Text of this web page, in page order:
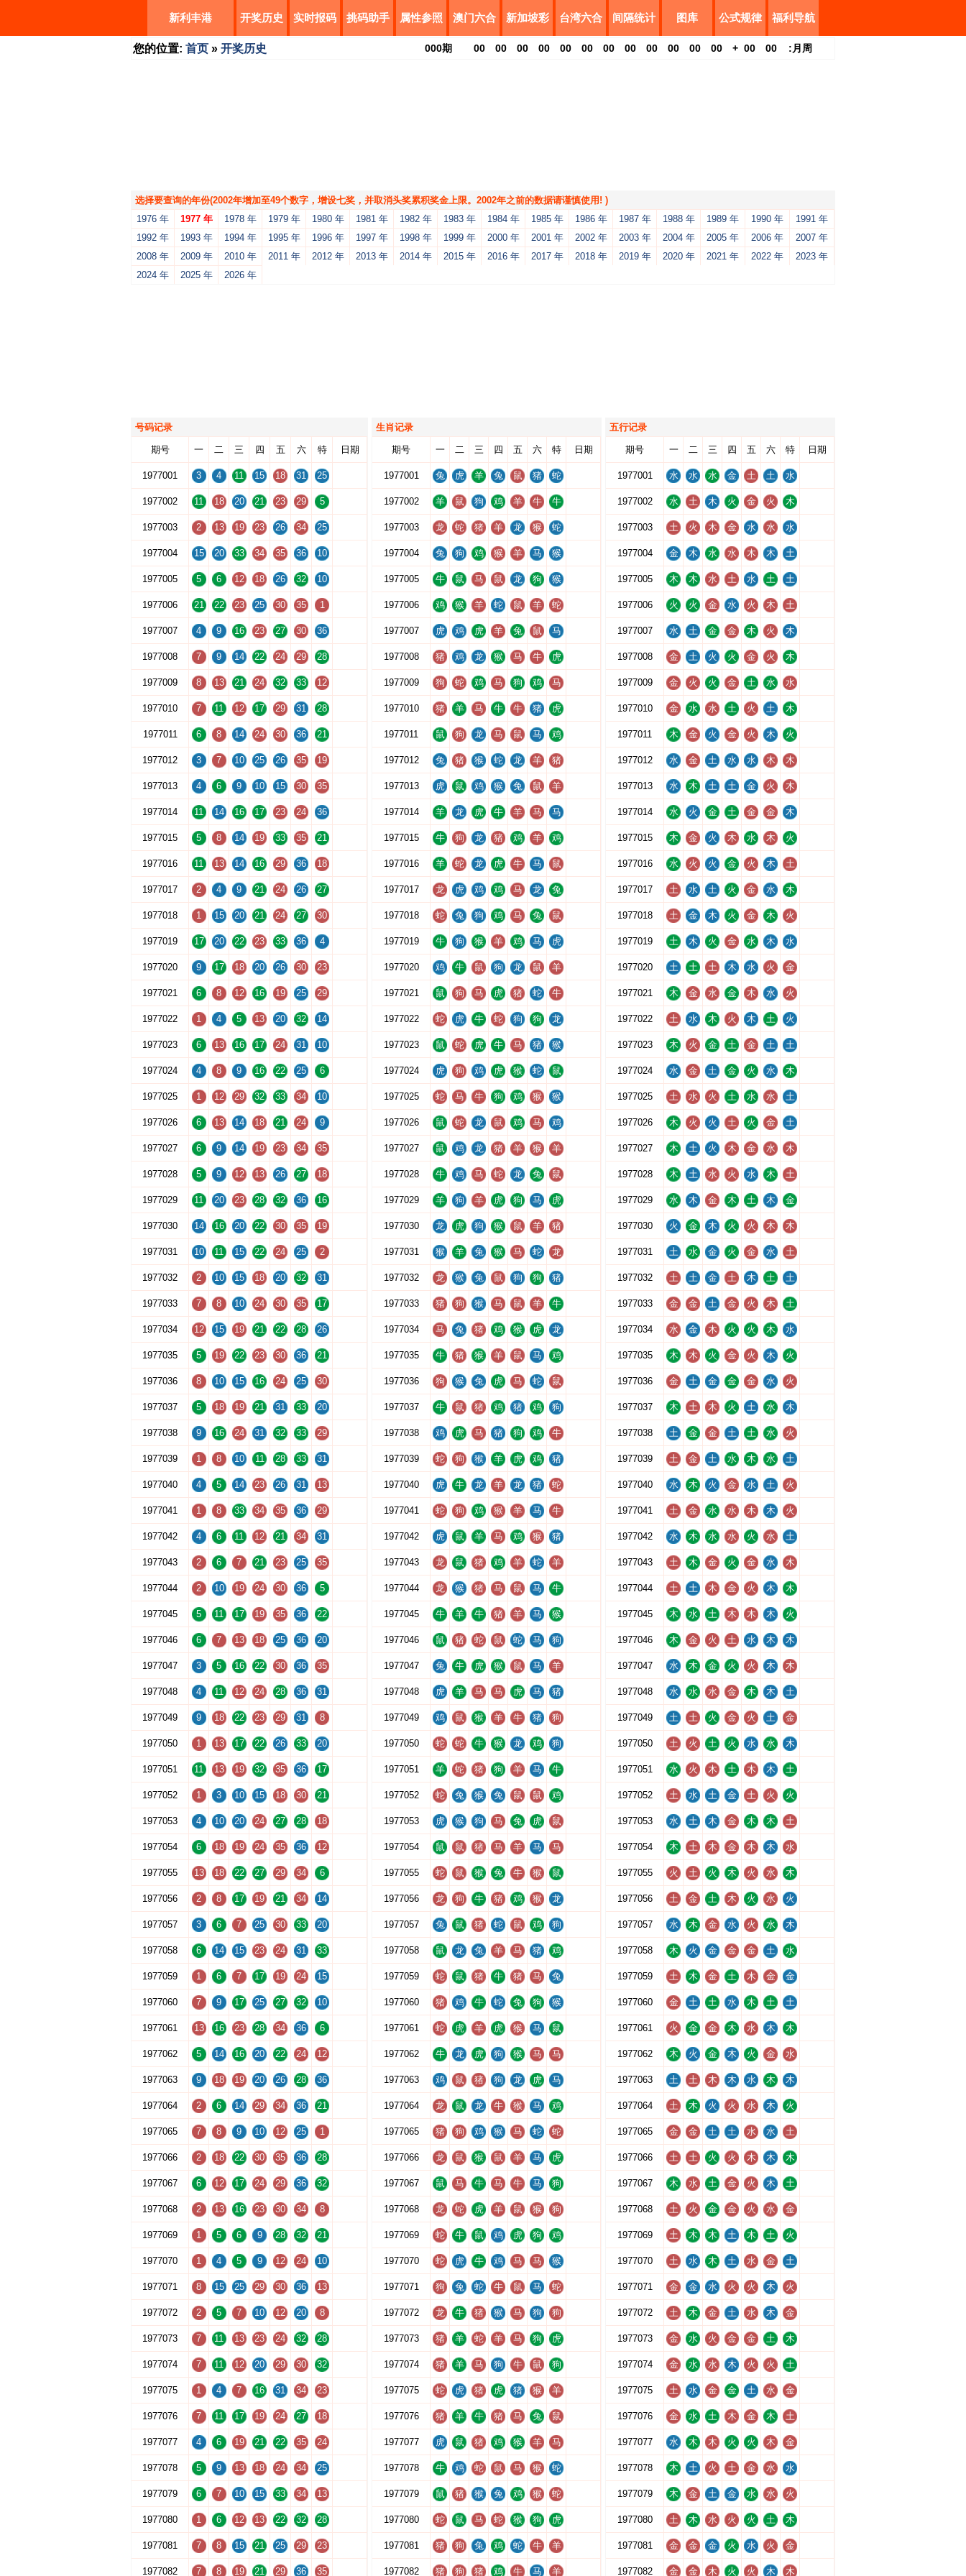
新利丰港 开奖历史 实时报码 挑码助手 属性参照 澳门六合 新加坡彩 台湾六合 间隔统计 图库 公式规律 福利导航
您的位置: 首页 » 开奖历史 000期 00 00 00 00 00 00 00 00 00 00 00 00 + 00 00 : 月 周
选择要查询的年份(2002年增加至49个数字，增设七奖，并取消头奖累积奖金上限。2002年之前的数据请谨慎使用! )
1976 年
1977 年 1978 年 1979 年 1980 年 1981 年 1982 年 1983 年 1984 年 1985 年 1986 年 1987 年 1988 年 1989 年 1990 年
1991 年
1992 年
1993 年 1994 年 1995 年 1996 年 1997 年 1998 年 1999 年 2000 年 2001 年 2002 年 2003 年 2004 年 2005 年 2006 年
2007 年
2008 年
2009 年 2010 年 2011 年 2012 年 2013 年 2014 年 2015 年 2016 年 2017 年 2018 年 2019 年 2020 年 2021 年 2022 年
2023 年
2024 年
2025 年 2026 年
号码记录
期号 一 二 三 四 五 六 特 日期
1977001 3 4 11 15 18 31 25
1977002 11 18 20 21 23 29 5
1977003 2 13 19 23 26 34 25
1977004 15 20 33 34 35 36 10
1977005 5 6 12 18 26 32 10
1977006 21 22 23 25 30 35 1
1977007 4 9 16 23 27 30 36
1977008 7 9 14 22 24 29 28
1977009 8 13 21 24 32 33 12
1977010 7 11 12 17 29 31 28
1977011 6 8 14 24 30 36 21
1977012 3 7 10 25 26 35 19
1977013 4 6 9 10 15 30 35
1977014 11 14 16 17 23 24 36
1977015 5 8 14 19 33 35 21
1977016 11 13 14 16 29 36 18
1977017 2 4 9 21 24 26 27
1977018 1 15 20 21 24 27 30
1977019 17 20 22 23 33 36 4
1977020 9 17 18 20 26 30 23
1977021 6 8 12 16 19 25 29
1977022 1 4 5 13 20 32 14
1977023 6 13 16 17 24 31 10
1977024 4 8 9 16 22 25 6
1977025 1 12 29 32 33 34 10
1977026 6 13 14 18 21 24 9
1977027 6 9 14 19 23 34 35
1977028 5 9 12 13 26 27 18
1977029 11 20 23 28 32 36 16
1977030 14 16 20 22 30 35 19
1977031 10 11 15 22 24 25 2
1977032 2 10 15 18 20 32 31
1977033 7 8 10 24 30 35 17
1977034 12 15 19 21 22 28 26
1977035 5 19 22 23 30 36 21
1977036 8 10 15 16 24 25 30
1977037 5 18 19 21 31 33 20
1977038 9 16 24 31 32 33 29
1977039 1 8 10 11 28 33 31
1977040 4 5 14 23 26 31 13
1977041 1 8 33 34 35 36 29
1977042 4 6 11 12 21 34 31
1977043 2 6 7 21 23 25 35
1977044 2 10 19 24 30 36 5
1977045 5 11 17 19 35 36 22
1977046 6 7 13 18 25 36 20
1977047 3 5 16 22 30 36 35
1977048 4 11 12 24 28 36 31
1977049 9 18 22 23 29 31 8
1977050 1 13 17 22 26 33 20
1977051 11 13 19 32 35 36 17
1977052 1 3 10 15 18 30 21
1977053 4 10 20 24 27 28 18
1977054 6 18 19 24 35 36 12
1977055 13 18 22 27 29 34 6
1977056 2 8 17 19 21 34 14
1977057 3 6 7 25 30 33 20
1977058 6 14 15 23 24 31 33
1977059 1 6 7 17 19 24 15
1977060 7 9 17 25 27 32 10
1977061 13 16 23 28 34 36 6
1977062 5 14 16 20 22 24 12
1977063 9 18 19 20 26 28 36
1977064 2 6 14 29 34 36 21
1977065 7 8 9 10 12 25 1
1977066 2 18 22 30 35 36 28
1977067 6 12 17 24 29 36 32
1977068 2 13 16 23 30 34 8
1977069 1 5 6 9 28 32 21
1977070 1 4 5 9 12 24 10
1977071 8 15 25 29 30 36 13
1977072 2 5 7 10 12 20 8
1977073 7 11 13 23 24 32 28
1977074 7 11 12 20 29 30 32
1977075 1 4 7 16 31 34 23
1977076 7 11 17 19 24 27 18
1977077 4 6 19 21 22 35 24
1977078 5 9 13 18 24 34 25
1977079 6 7 10 15 33 34 13
1977080 1 6 12 13 22 32 28
1977081 7 8 15 21 25 29 23
1977082 7 8 19 21 29 36 35
生肖记录
期号 一 二 三 四 五 六 特 日期
1977001 兔 虎 羊 兔 鼠 猪 蛇
1977002 羊 鼠 狗 鸡 羊 牛 牛
1977003 龙 蛇 猪 羊 龙 猴 蛇
1977004 兔 狗 鸡 猴 羊 马 猴
1977005 牛 鼠 马 鼠 龙 狗 猴
1977006 鸡 猴 羊 蛇 鼠 羊 蛇
1977007 虎 鸡 虎 羊 兔 鼠 马
1977008 猪 鸡 龙 猴 马 牛 虎
1977009 狗 蛇 鸡 马 狗 鸡 马
1977010 猪 羊 马 牛 牛 猪 虎
1977011 鼠 狗 龙 马 鼠 马 鸡
1977012 兔 猪 猴 蛇 龙 羊 猪
1977013 虎 鼠 鸡 猴 兔 鼠 羊
1977014 羊 龙 虎 牛 羊 马 马
1977015 牛 狗 龙 猪 鸡 羊 鸡
1977016 羊 蛇 龙 虎 牛 马 鼠
1977017 龙 虎 鸡 鸡 马 龙 兔
1977018 蛇 兔 狗 鸡 马 兔 鼠
1977019 牛 狗 猴 羊 鸡 马 虎
1977020 鸡 牛 鼠 狗 龙 鼠 羊
1977021 鼠 狗 马 虎 猪 蛇 牛
1977022 蛇 虎 牛 蛇 狗 狗 龙
1977023 鼠 蛇 虎 牛 马 猪 猴
1977024 虎 狗 鸡 虎 猴 蛇 鼠
1977025 蛇 马 牛 狗 鸡 猴 猴
1977026 鼠 蛇 龙 鼠 鸡 马 鸡
1977027 鼠 鸡 龙 猪 羊 猴 羊
1977028 牛 鸡 马 蛇 龙 兔 鼠
1977029 羊 狗 羊 虎 狗 马 虎
1977030 龙 虎 狗 猴 鼠 羊 猪
1977031 猴 羊 兔 猴 马 蛇 龙
1977032 龙 猴 兔 鼠 狗 狗 猪
1977033 猪 狗 猴 马 鼠 羊 牛
1977034 马 兔 猪 鸡 猴 虎 龙
1977035 牛 猪 猴 羊 鼠 马 鸡
1977036 狗 猴 兔 虎 马 蛇 鼠
1977037 牛 鼠 猪 鸡 猪 鸡 狗
1977038 鸡 虎 马 猪 狗 鸡 牛
1977039 蛇 狗 猴 羊 虎 鸡 猪
1977040 虎 牛 龙 羊 龙 猪 蛇
1977041 蛇 狗 鸡 猴 羊 马 牛
1977042 虎 鼠 羊 马 鸡 猴 猪
1977043 龙 鼠 猪 鸡 羊 蛇 羊
1977044 龙 猴 猪 马 鼠 马 牛
1977045 牛 羊 牛 猪 羊 马 猴
1977046 鼠 猪 蛇 鼠 蛇 马 狗
1977047 兔 牛 虎 猴 鼠 马 羊
1977048 虎 羊 马 马 虎 马 猪
1977049 鸡 鼠 猴 羊 牛 猪 狗
1977050 蛇 蛇 牛 猴 龙 鸡 狗
1977051 羊 蛇 猪 狗 羊 马 牛
1977052 蛇 兔 猴 兔 鼠 鼠 鸡
1977053 虎 猴 狗 马 兔 虎 鼠
1977054 鼠 鼠 猪 马 羊 马 马
1977055 蛇 鼠 猴 兔 牛 猴 鼠
1977056 龙 狗 牛 猪 鸡 猴 龙
1977057 兔 鼠 猪 蛇 鼠 鸡 狗
1977058 鼠 龙 兔 羊 马 猪 鸡
1977059 蛇 鼠 猪 牛 猪 马 兔
1977060 猪 鸡 牛 蛇 兔 狗 猴
1977061 蛇 虎 羊 虎 猴 马 鼠
1977062 牛 龙 虎 狗 猴 马 马
1977063 鸡 鼠 猪 狗 龙 虎 马
1977064 龙 鼠 龙 牛 猴 马 鸡
1977065 猪 狗 鸡 猴 马 蛇 蛇
1977066 龙 鼠 猴 鼠 羊 马 虎
1977067 鼠 马 牛 马 牛 马 狗
1977068 龙 蛇 虎 羊 鼠 猴 狗
1977069 蛇 牛 鼠 鸡 虎 狗 鸡
1977070 蛇 虎 牛 鸡 马 马 猴
1977071 狗 兔 蛇 牛 鼠 马 蛇
1977072 龙 牛 猪 猴 马 狗 狗
1977073 猪 羊 蛇 羊 马 狗 虎
1977074 猪 羊 马 狗 牛 鼠 狗
1977075 蛇 虎 猪 虎 猪 猴 羊
1977076 猪 羊 牛 猪 马 兔 鼠
1977077 虎 鼠 猪 鸡 猴 羊 马
1977078 牛 鸡 蛇 鼠 马 猴 蛇
1977079 鼠 猪 猴 兔 鸡 猴 蛇
1977080 蛇 鼠 马 蛇 猴 狗 虎
1977081 猪 狗 兔 鸡 蛇 牛 羊
1977082 猪 狗 猪 鸡 牛 马 羊
五行记录
期号 一 二 三 四 五 六 特 日期
1977001 水 水 水 金 土 土 水
1977002 水 土 木 火 金 火 木
1977003 土 火 木 金 水 水 水
1977004 金 木 水 水 木 木 土
1977005 木 木 水 土 水 土 土
1977006 火 火 金 水 火 木 土
1977007 水 土 金 金 木 火 木
1977008 金 土 火 火 金 火 木
1977009 金 火 火 金 土 水 水
1977010 金 水 水 土 火 土 木
1977011 木 金 火 金 火 木 火
1977012 水 金 土 水 水 木 木
1977013 水 木 土 土 金 火 木
1977014 水 火 金 土 金 金 木
1977015 木 金 火 木 水 木 火
1977016 水 火 火 金 火 木 土
1977017 土 水 土 火 金 水 木
1977018 土 金 木 火 金 木 火
1977019 土 木 火 金 水 木 水
1977020 土 土 土 木 水 火 金
1977021 木 金 水 金 木 水 火
1977022 土 水 木 火 木 土 火
1977023 木 火 金 土 金 土 土
1977024 水 金 土 金 火 水 木
1977025 土 水 火 土 水 水 土
1977026 木 火 火 土 火 金 土
1977027 木 土 火 木 金 水 木
1977028 木 土 水 火 水 木 土
1977029 水 木 金 木 土 木 金
1977030 火 金 木 火 火 木 木
1977031 土 水 金 火 金 水 土
1977032 土 土 金 土 木 土 土
1977033 金 金 土 金 火 木 土
1977034 水 金 木 火 火 木 水
1977035 木 木 火 金 火 木 火
1977036 金 土 金 金 金 水 火
1977037 木 土 木 火 土 水 木
1977038 土 金 金 土 土 水 火
1977039 土 金 土 水 木 水 土
1977040 水 木 火 金 水 土 火
1977041 土 金 水 水 木 木 火
1977042 水 木 水 水 火 水 土
1977043 土 木 金 火 金 水 木
1977044 土 土 木 金 火 木 木
1977045 木 水 土 木 木 木 火
1977046 木 金 火 土 水 木 木
1977047 水 木 金 火 火 木 木
1977048 水 水 水 金 木 木 土
1977049 土 土 火 金 火 土 金
1977050 土 火 土 火 水 水 木
1977051 水 火 木 土 木 木 土
1977052 土 水 土 金 土 火 火
1977053 水 土 木 金 木 木 土
1977054 木 土 木 金 木 木 水
1977055 火 土 火 木 火 水 木
1977056 土 金 土 木 火 水 火
1977057 水 木 金 水 火 水 木
1977058 木 火 金 金 金 土 水
1977059 土 木 金 土 木 金 金
1977060 金 土 土 水 木 土 土
1977061 火 金 金 木 水 木 木
1977062 木 火 金 木 火 金 水
1977063 土 土 木 木 水 木 木
1977064 土 木 火 火 水 木 火
1977065 金 金 土 土 水 水 土
1977066 土 土 火 火 木 木 木
1977067 木 水 土 金 火 木 土
1977068 土 火 金 金 火 水 金
1977069 土 木 木 土 木 土 火
1977070 土 水 木 土 水 金 土
1977071 金 金 水 火 火 木 火
1977072 土 木 金 土 水 木 金
1977073 金 水 火 金 金 土 木
1977074 金 水 水 木 火 火 土
1977075 土 水 金 金 土 水 金
1977076 金 水 土 木 金 木 土
1977077 水 木 木 火 火 木 金
1977078 木 土 火 土 金 水 水
1977079 木 金 土 金 水 水 火
1977080 土 木 水 火 火 土 木
1977081 金 金 金 火 水 火 金
1977082 金 金 木 火 火 木 木